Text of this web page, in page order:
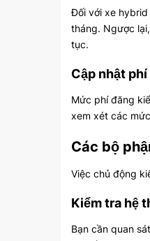
Đối với xe hybrid
tháng. Ngược
tục.
Cập nhật
Mức phí đăng
xem xét các
Các bộ
Việc chủ động
Kiểm tra hệ
Bạn cần quan